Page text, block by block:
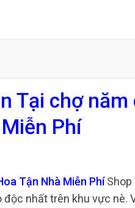
Tại chợ năm
Phí
Tận Nhà Miễn PhíShop
nhất trên khu vực nè.